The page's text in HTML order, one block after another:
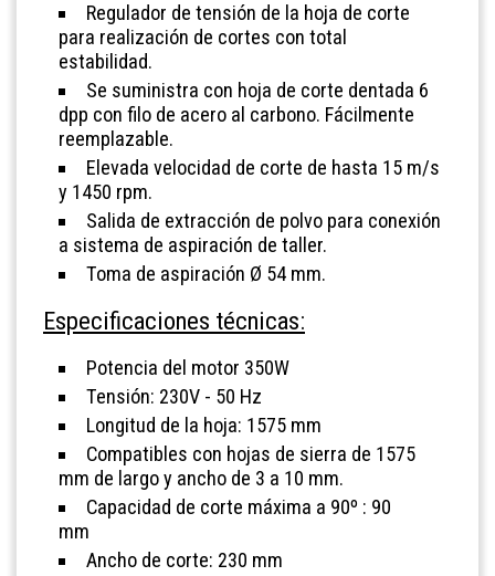
Regulador de tensión de la hoja de corte
para realización de cortes con total
estabilidad.
Se suministra con hoja de corte dentada 6
dpp con filo de acero al carbono. Fácilmente
reemplazable.
Elevada velocidad de corte de hasta 15 m/s
y 1450 rpm.
Salida de extracción de polvo para conexión
a sistema de aspiración de taller.
Toma de aspiración Ø 54 mm.
Especificaciones técnicas:
Potencia del motor 350W
Tensión: 230V - 50 Hz
Longitud de la hoja: 1575 mm
Compatibles con hojas de sierra de 1575
mm de largo y ancho de 3 a 10 mm.
Capacidad de corte máxima a 90º : 90
mm
Ancho de corte: 230 mm